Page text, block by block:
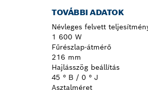
TOVÁBBI ADATOK
Névleges felvett
1 600 W
Fűrészlap-átmérő
216 mm
Hajlásszög beállítás
45 ° B / 0 ° J
Asztalméret